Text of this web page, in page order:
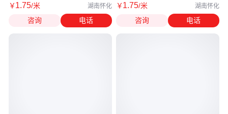
￥1.75/米 湖南怀化
咨询 电话
￥1.75/米 湖南怀化
咨询 电话